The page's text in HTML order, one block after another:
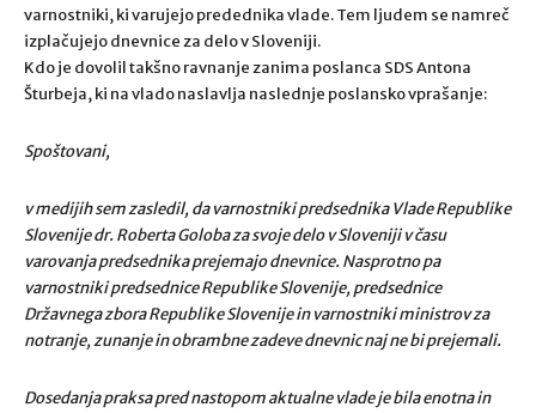
varnostniki, ki varujejo predednika vlade. Tem ljudem se namreč
izplačujejo dnevnice za delo v Sloveniji.
Kdo je dovolil takšno ravnanje zanima poslanca SDS Antona
Šturbeja, ki na vlado naslavlja naslednje poslansko vprašanje:
Spoštovani,
v medijih sem zasledil, da varnostniki predsednika Vlade Republike
Slovenije dr. Roberta Goloba za svoje delo v Sloveniji v času
varovanja predsednika prejemajo dnevnice. Nasprotno pa
varnostniki predsednice Republike Slovenije, predsednice
Državnega zbora Republike Slovenije in varnostniki ministrov za
notranje, zunanje in obrambne zadeve dnevnic naj ne bi prejemali.
Dosedanja praksa pred nastopom aktualne vlade je bila enotna in